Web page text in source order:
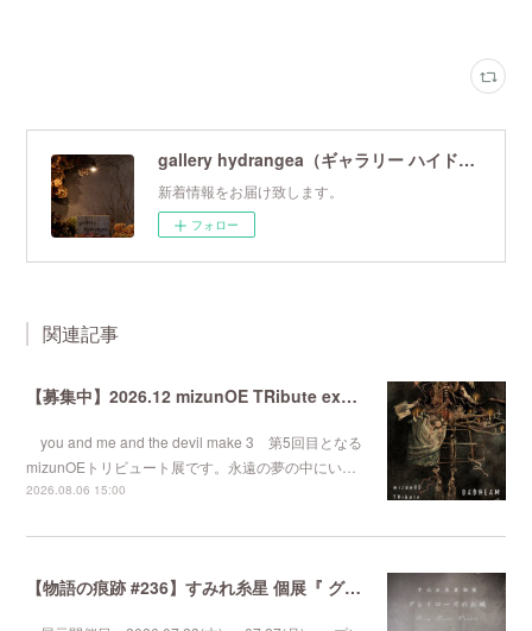
gallery hydrangea（ギャラリー ハイドランジア）
新着情報をお届け致します。
フォロー
関連記事
【募集中】2026.12 mizunOE TRibute exhibition『 BADREAM #5 』
you and me and the devil make 3 第5回目となる
mizunOEトリビュート展です。永遠の夢の中にい…
2026.08.06 15:00
【物語の痕跡 #236】すみれ糸星 個展『 グレイローズのお城 』